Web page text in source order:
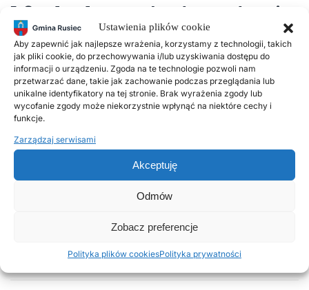
Ustawienia plików cookie
Aby zapewnić jak najlepsze wrażenia, korzystamy z technologii, takich
jak pliki cookie, do przechowywania i/lub uzyskiwania dostępu do
informacji o urządzeniu. Zgoda na te technologie pozwoli nam
przetwarzać dane, takie jak zachowanie podczas przeglądania lub
unikalne identyfikatory na tej stronie. Brak wyrażenia zgody lub
wycofanie zgody może niekorzystnie wpłynąć na niektóre cechy i
funkcje.
Zarządzaj serwisami
Akceptuję
Odmów
Zobacz preferencje
Polityka plików cookiesPolityka prywatności
1,2 mln zł na rozbudowę drogi
do Antoniny
20 LUTEGO, 2026
Nasza gmina pozyskała 1,2 mln zł dofinansowania na
realizację zadania pn. „Rozbudowa drogi gminnej nr
103008E od drogi krajowej DK 74 do świetlicy w
miejscowości Antonina”.Rząd ogłosił wyniki naboru w
ramach programu Rządowy Fundusz Rozwoju Dróg na
2026 rok. W skali kraju na realizację inwestycji
Czytaj więcej